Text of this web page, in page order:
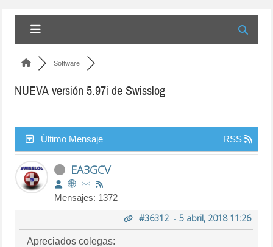
Software
NUEVA versión 5.97i de Swisslog
Último Mensaje RSS
EA3GCV
Mensajes: 1372
#36312- 5 abril, 2018 11:26
Apreciados colegas: